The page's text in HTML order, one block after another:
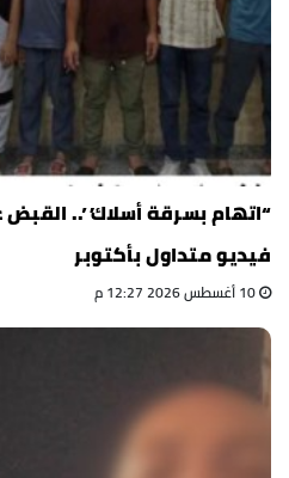
“اتهام بسرقة أسلاك”..
فيديو متداول بأكتوبر